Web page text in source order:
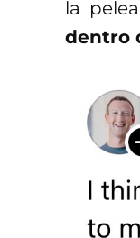
la
dentro